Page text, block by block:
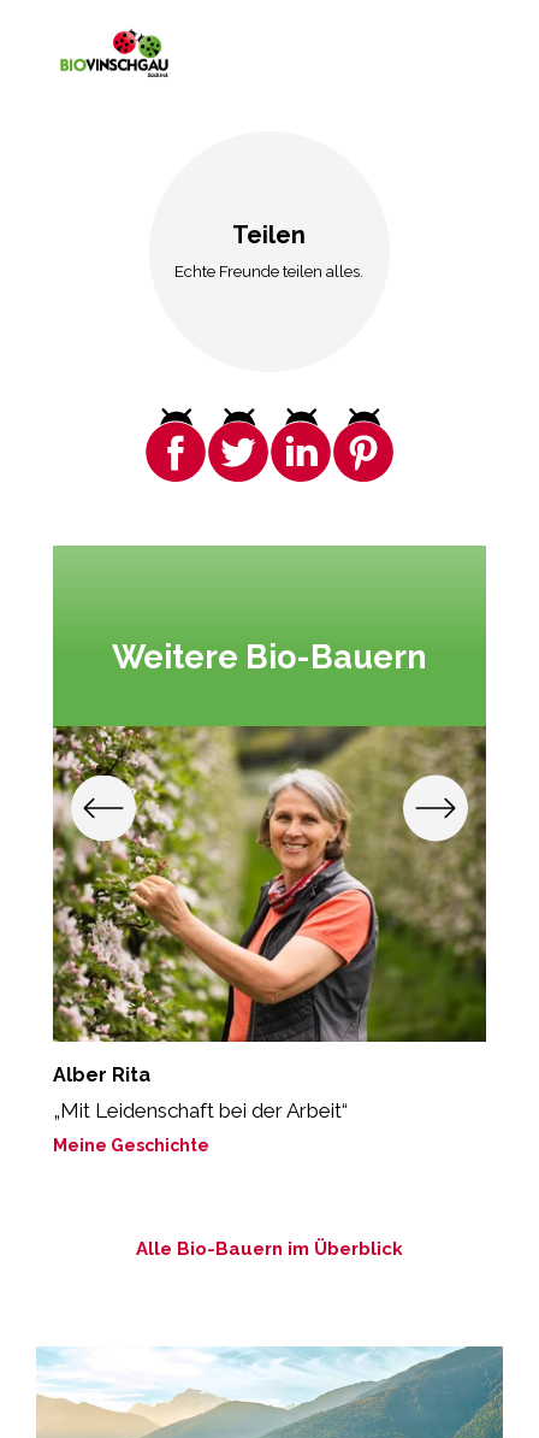
Teilen
Echte Freunde teilen alles.
Weitere Bio-Bauern
Alber Rita
„Mit Leidenschaft bei der Arbeit“
Meine Geschichte
Alle Bio-Bauern im Überblick